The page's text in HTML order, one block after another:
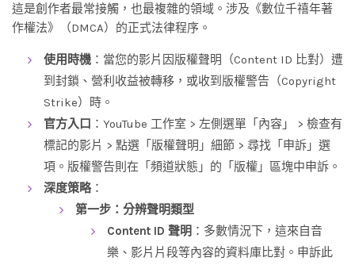
這是創作者最常接觸，也最複雜的領域。涉及《數位千禧年著
作權法》（DMCA）的正式法律程序。
使用時機 ：當您的影片因版權聲明（Content ID 比對）遭
到封鎖、營利收益被轉移，或收到版權警告（Copyright
Strike）時。
官方入口 ：YouTube 工作室 > 左側選單「內容」 > 檢查有
標記的影片 > 點選「版權聲明」細節 > 尋找「申訴」選
項。版權警告則在「頻道狀態」的「版權」區塊中申訴。
深度策略：
第一步：分辨聲明類型
Content ID 聲明 ：多數情況下，這來自音
樂、影片片段等內容的資料庫比對。申訴此